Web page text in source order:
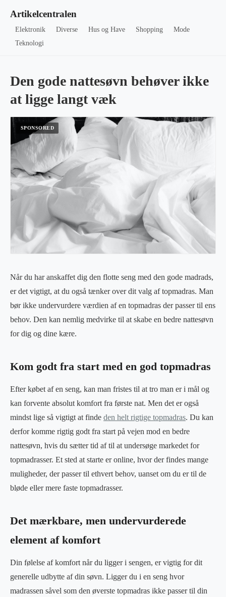
Artikelcentralen
Elektronik Diverse Hus og Have Shopping
Mode
Teknologi
Den gode nattesøvn behøver ikke
at ligge langt væk
Når du har anskaffet dig den flotte seng med den gode madrads,
er det vigtigt, at du også tænker over dit valg af topmadras. Man
bør ikke undervurdere værdien af en topmadras der passer til ens
behov. Den kan nemlig medvirke til at skabe en bedre nattesøvn
for dig og dine kære.
Kom godt fra start med en god topmadras
Efter købet af en seng, kan man fristes til at tro man er i mål og
kan forvente absolut komfort fra første nat. Men det er også
mindst lige så vigtigt at finde den helt rigtige topmadras. Du kan
derfor komme rigtig godt fra start på vejen mod en bedre
nattesøvn, hvis du sætter tid af til at undersøge markedet for
topmadrasser. Et sted at starte er online, hvor der findes mange
muligheder, der passer til ethvert behov, uanset om du er til de
bløde eller mere faste topmadrasser.
Det mærkbare, men undervurderede
element af komfort
Din følelse af komfort når du ligger i sengen, er vigtig for dit
generelle udbytte af din søvn. Ligger du i en seng hvor
madrassen såvel som den øverste topmadras ikke passer til din